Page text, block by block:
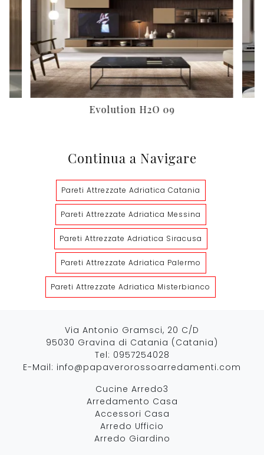
Evolution H2O 09
Continua a Navigare
Pareti Attrezzate Adriatica Catania
Pareti Attrezzate Adriatica Messina
Pareti Attrezzate Adriatica Siracusa
Pareti Attrezzate Adriatica Palermo
Pareti Attrezzate Adriatica Misterbianco
Via Antonio Gramsci, 20 C/D
95030 Gravina di Catania (Catania)
Tel: 0957254028
E-Mail: info@papaverorossoarredamenti.com
Cucine Arredo3
Arredamento Casa
Accessori Casa
Arredo Ufficio
Arredo Giardino